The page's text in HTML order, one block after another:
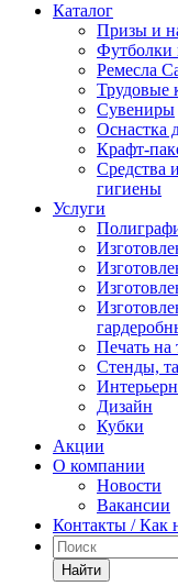
Каталог
Призы и
Футболки
Ремесла
Трудовые
Сувениры
Оснастка
Крафт-
Средства
гигиены
Услуги
Печать на
Стенды,
Дизайн
Кубки
Акции
О компании
Новости
Вакансии
Контакты / Как
Найти